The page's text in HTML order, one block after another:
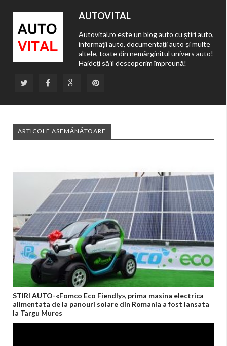
AUTOVITAL
Autovital.ro este un blog auto cu știri auto,
informații auto, documentații auto și multe
altele, toate din nemărginitul univers auto!
Haideți să îl descoperim împreună!
ARTICOLE ASEMĂNĂTOARE
STIRI AUTO-«Fomco Eco Fiendly», prima masina electrica
alimentata de la panouri solare din Romania a fost lansata
la Targu Mures